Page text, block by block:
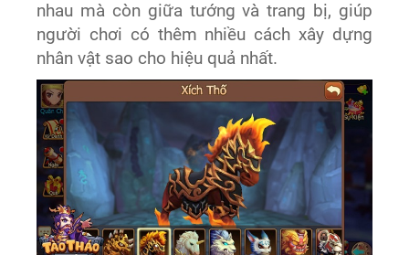
nhau mà còn giữa tướng và trang bị, giúp
người chơi có thêm nhiều cách xây dựng
nhân vật sao cho hiệu quả nhất.